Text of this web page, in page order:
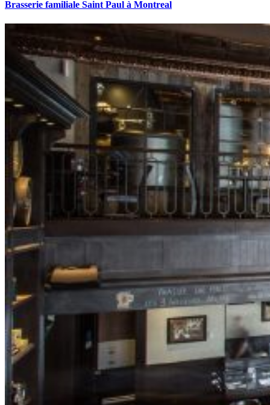
Brasserie familiale Saint Paul à Montreal